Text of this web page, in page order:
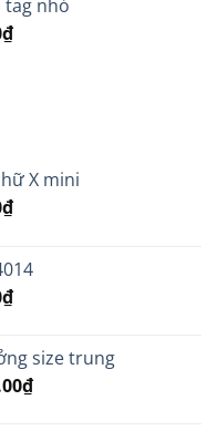
là:
tag nhỏ
₫Giá
X mini
₫Giá
là:
30,000.00₫.
₫Giá
là:
13,000.00₫.
size trung
₫Giá